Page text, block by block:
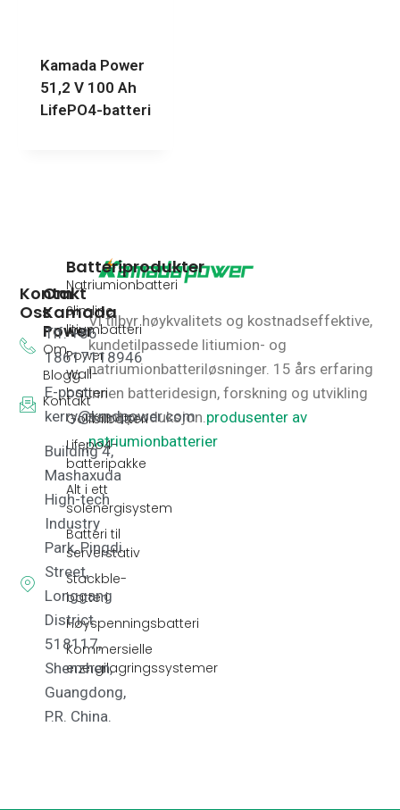
Kamada Power
51,2 V 100 Ah
LifePO4-batteri
Vi tilbyr høykvalitets og kostnadseffektive,
kundetilpassede litiumion- og
natriumionbatteriløsninger. 15 års erfaring
innen batteridesign, forskning og utvikling
samt produksjon. produsenter av
natriumionbatterier
Batteriprodukter
Natriumionbatteri
Slimline
litiumbatteri
Power
Wall-
batteri
Golfbilbatteri
Lifepo4-
batteripakke
Alt i ett
solenergisystem
Batteri til
serverstativ
Stackble-
batteri
Høyspenningsbatteri
Kommersielle
energilagringssystemer
Om
Kamada
Power
Om
Blogg
Kontakt
Kontakt
Oss
Tlf: +86
18617118946
E-post:
kerry@kmdpower.com
Building 4,
Mashaxuda
High-tech
Industry
Park, Pingdi
Street,
Longgang
District
518117,
Shenzhen,
Guangdong,
P.R. China.